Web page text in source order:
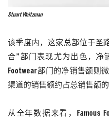
Stuart Weitzman
该季度内，这家总部位于圣
合”部门表现尤为出色，净
Footwear部门的净销售额则
渠道的销售额约占总销售额的
从全年数据来看， Famous